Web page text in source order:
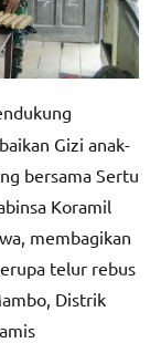
Gizi anak-
bersama Sertu
Koramil
membagikan
telur rebus
Distrik